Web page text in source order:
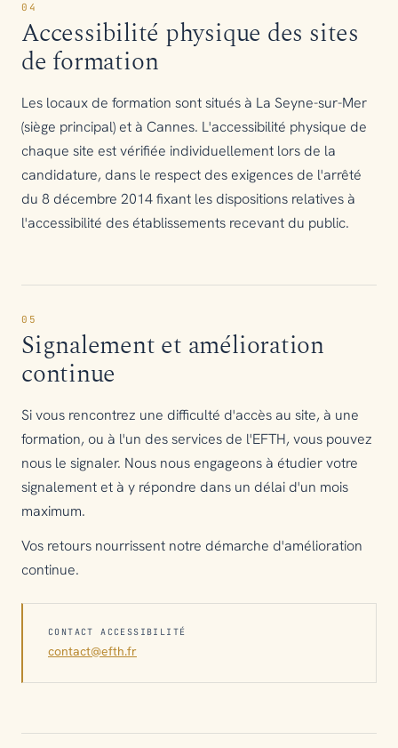
04
Accessibilité physique des sites
de formation
Les locaux de formation sont situés à La Seyne-sur-Mer
(siège principal) et à Cannes. L'accessibilité physique de
chaque site est vérifiée individuellement lors de la
candidature, dans le respect des exigences de l'arrêté
du 8 décembre 2014 fixant les dispositions relatives à
l'accessibilité des établissements recevant du public.
05
Signalement et amélioration
continue
Si vous rencontrez une difficulté d'accès au site, à une
formation, ou à l'un des services de l'EFTH, vous pouvez
nous le signaler. Nous nous engageons à étudier votre
signalement et à y répondre dans un délai d'un mois
maximum.
Vos retours nourrissent notre démarche d'amélioration
continue.
CONTACT ACCESSIBILITÉ
contact@efth.fr